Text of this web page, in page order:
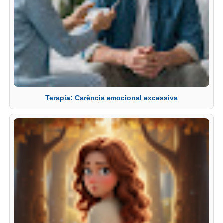
Terapia: Carência emocional excessiva